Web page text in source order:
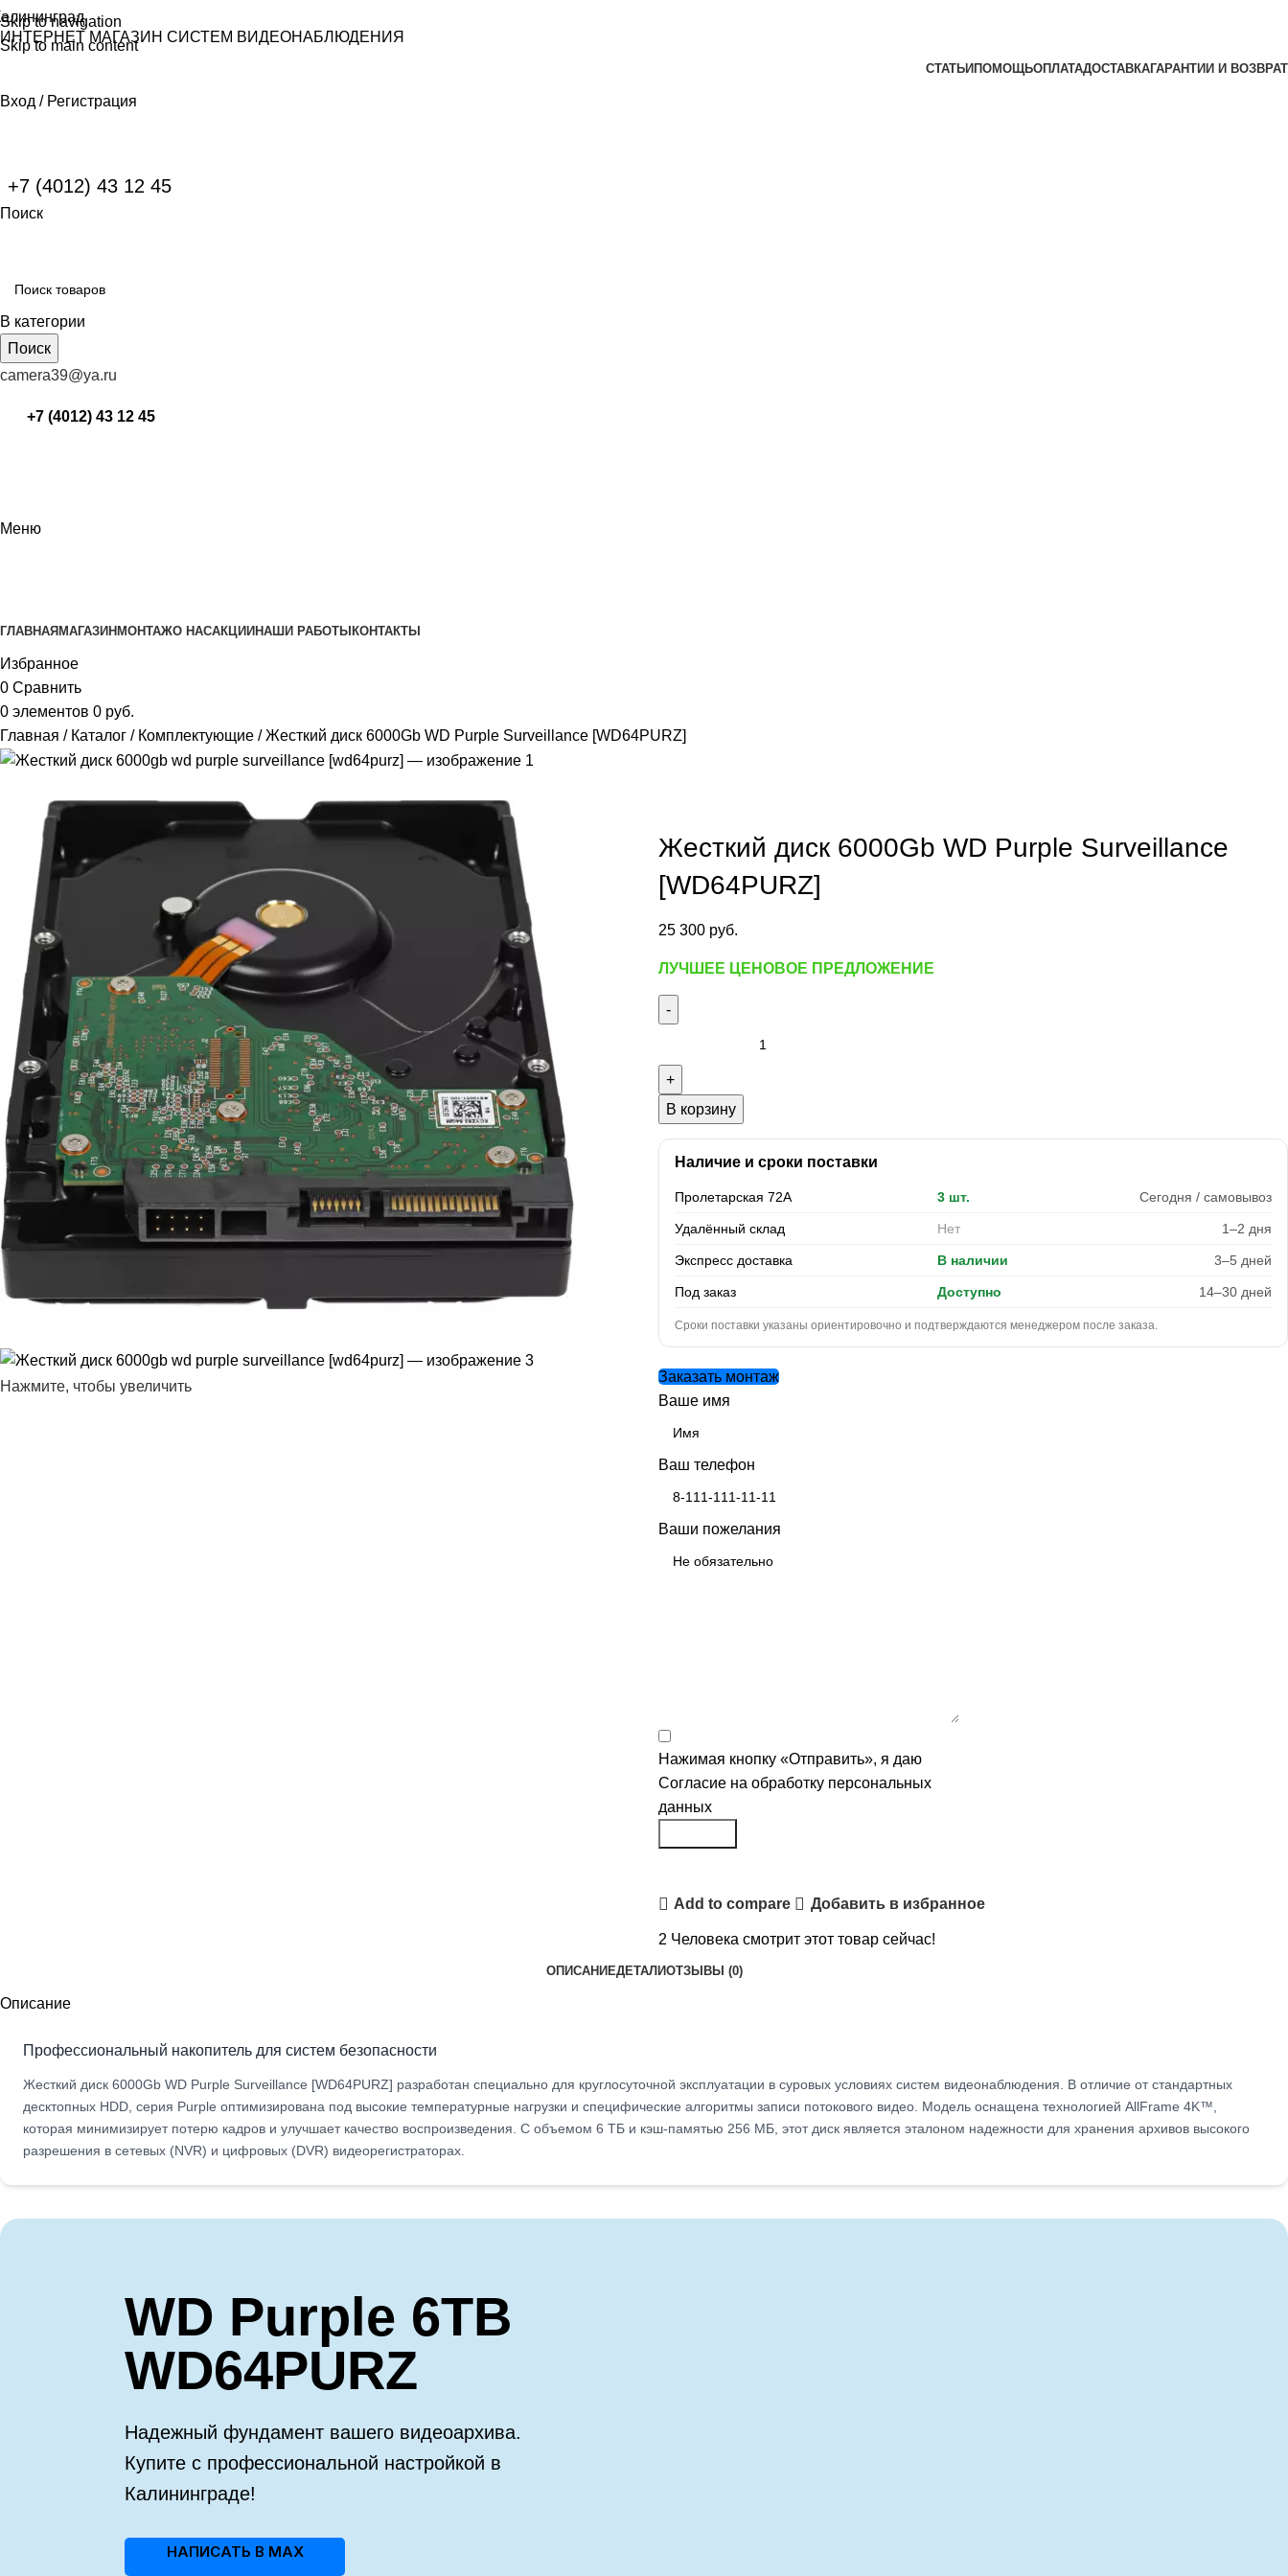
Skip to navigation
Skip to main content
ИНТЕРНЕТ МАГАЗИН СИСТЕМ ВИДЕОНАБЛЮДЕНИЯ
СТАТЬИ ПОМОЩЬОПЛАТАДОСТАВКАГАРАНТИИ И ВОЗВРАТ
Вход / Регистрация
+7 (4012) 43 12 45
Поиск
В категории
Поиск
camera39@ya.ru
+7 (4012) 43 12 45
Меню
ГЛАВНАЯ МАГАЗИН МОНТАЖО НАСАКЦИИ НАШИ РАБОТЫ КОНТАКТЫ
Избранное
0 Сравнить
0 элементов 0 руб.
Главная
Каталог Комплектующие Жесткий диск 6000Gb WD Purple Surveillance [WD64PURZ]
Нажмите, чтобы увеличить
Жесткий диск 6000Gb WD Purple Surveillance
[WD64PURZ]
25 300 руб.
ЛУЧШЕЕ ЦЕНОВОЕ ПРЕДЛОЖЕНИЕ
В корзину
Наличие и сроки поставки
Пролетарская 72А 3 шт. Сегодня / самовывоз
Удалённый склад Нет 1–2 дня
Экспресс доставка В наличии 3–5 дней
Под заказ Доступно 14–30 дней
Сроки поставки указаны ориентировочно и подтверждаются менеджером после заказа.
Заказать монтаж
Ваше имя
Ваш телефон
Ваши пожелания
Нажимая кнопку «Отправить», я даю
Согласие на обработку персональных
данных
Add to compare Добавить в избранное
2 Человека смотрит этот товар сейчас!
ОПИСАНИЕДЕТАЛИОТЗЫВЫ (0)
Описание
Профессиональный накопитель для систем безопасности
Жесткий диск 6000Gb WD Purple Surveillance [WD64PURZ] разработан специально для круглосуточной эксплуатации в суровых условиях систем видеонаблюдения. В отличие от стандартных
десктопных HDD, серия Purple оптимизирована под высокие температурные нагрузки и специфические алгоритмы записи потокового видео. Модель оснащена технологией AllFrame 4K™,
которая минимизирует потерю кадров и улучшает качество воспроизведения. С объемом 6 ТБ и кэш-памятью 256 МБ, этот диск является эталоном надежности для хранения архивов высокого
разрешения в сетевых (NVR) и цифровых (DVR) видеорегистраторах.
WD Purple 6TB
WD64PURZ
Надежный фундамент вашего видеоархива.
Купите с профессиональной настройкой в
Калининграде!
НАПИСАТЬ В MAX